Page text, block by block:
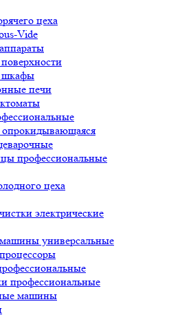
цеха
Vide
шкафы
печи
опрокидывающаяся
профессиональные
цеха
электрические
универсальные
профессиональные
машины